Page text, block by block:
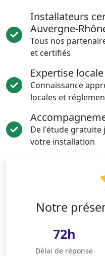
Installateurs
Auvergne-
Tous nos
et certifiés
Expertise
Connaissance
locales et
De l'étude gratuite
votre installation
Notre
72h
Délai de réponse